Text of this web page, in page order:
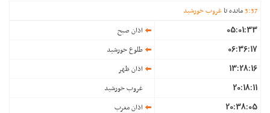
3:37 مانده تا غروب خورشید
05:01:33 اذان صبح
06:36:17 طلوع خورشید
13:28:16 اذان ظهر
20:18:11 غروب خورشید
20:38:05 اذان مغرب